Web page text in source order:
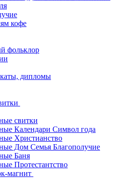
кофе
фольклор
дипломы
свитки
Календари Символ года
Христианство
Дом Семья Благополучие
Баня
Протестантство
магнит